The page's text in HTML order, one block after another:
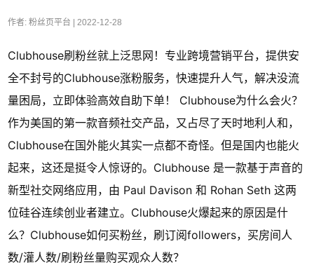
作者: 粉丝页平台 | 2022-12-28
Clubhouse刷粉丝就上泛思网！专业跨境营销平台，提供安
全不封号的Clubhouse涨粉服务，快速提升人气，解决没流
量困局，立即体验高效自助下单！ Clubhouse为什么会火？
作为美国的第一款音频社交产品，又占尽了天时地利人和，
Clubhouse在国外能火其实一点都不奇怪。但是国内也能火
起来，这还是挺令人惊讶的。Clubhouse 是一款基于声音的
新型社交网络应用，由 Paul Davison 和 Rohan Seth 这两
位硅谷连续创业者建立。Clubhouse火爆起来的原因是什
么？Clubhouse如何买粉丝，刷订阅followers，买房间人
数/灌人数/刷粉丝量购买观众人数？